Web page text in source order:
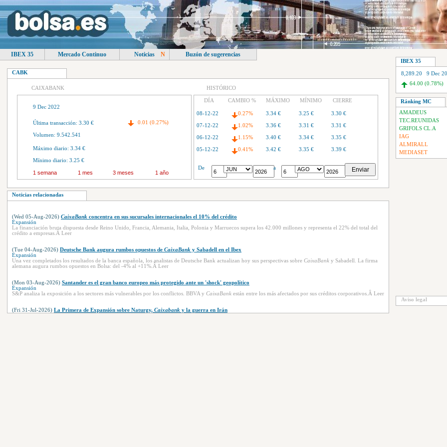
IBEX 35 Mercado Continuo Noticias N Buzón de sugerencias
IBEX 35
8,289.20 9 Dec
64.00 (0.78%)
Ránking MC
AMADEUS
TEC.REUNIDAS
GRIFOLS CL.A
IAG
ALMIRALL
MEDIASET
Aviso legal
CABK
CAIXABANK HISTÓRICO
9 Dec 2022
Última transacción: 3.30 € 0.01 (0.27%)
Volumen: 9.542.541
Máximo diario: 3.34 €
Mínimo diario: 3.25 €
1 semana 1 mes 3 meses 1 año
DÍA CAMBIO % MÁXIMO MÍNIMO CIERRE
08-12-22 0.27% 3.34 € 3.25 € 3.30 €
07-12-22 1.02% 3.36 € 3.31 € 3.31 €
06-12-22 1.15% 3.40 € 3.34 € 3.35 €
05-12-22 0.41% 3.42 € 3.35 € 3.39 €
01-12-22 0.06% 3.43 € 3.34 € 3.42 €
De a
Noticias relacionadas
(Wed 05-Aug-2026) CaixaBank concentra en sus sucursales internacionales el 10% del crédito
Expansión
La financiación bruta dispuesta desde Reino Unido, Francia, Alemania, Italia, Polonia y Marruecos supera los 42.000 millones y representa el 22% del total del
crédito a empresas.Â Leer
(Tue 04-Aug-2026) Deutsche Bank augura rumbos opuestos de CaixaBank y Sabadell en el Ibex
Expansión
Una vez completados los resultados de la banca española, los analistas de Deutsche Bank actualizan hoy sus perspectivas sobre CaixaBank y Sabadell. La firma
alemana augura rumbos opuestos en Bolsa: del -4% al +11%.Â Leer
(Mon 03-Aug-2026) Santander es el gran banco europeo más protegido ante un 'shock' geopolítico
Expansión
S&P analiza la exposición a los sectores más vulnerables por los conflictos. BBVA y CaixaBank están entre los más afectados por sus créditos corporativos.Â Leer
(Fri 31-Jul-2026) La Primera de Expansión sobre Naturgy, Caixabank y la guerra en Irán